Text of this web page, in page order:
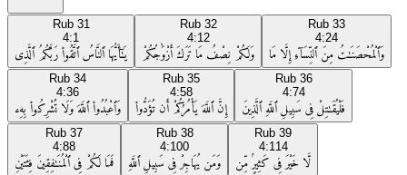
Rub 31
4:1
يَـٰٓأَيُّهَا ٱلنَّاسُ ٱتَّقُوا۟ رَبَّكُمُ ٱلَّذِى
Rub 32
4:12
وَلَكُمْ نِصْفُ مَا تَرَكَ أَزْوَٰجُكُمْ
Rub 33
4:24
وَٱلْمُحْصَنَـٰتُ مِنَ ٱلنِّسَآءِ إِلَّا مَا
Rub 34
4:36
وَٱعْبُدُوا۟ ٱللَّهَ وَلَا تُشْرِكُوا۟ بِهِۦ
Rub 35
4:58
إِنَّ ٱللَّهَ يَأْمُرُكُمْ أَن تُؤَدُّوا۟
Rub 36
4:74
فَلْيُقَـٰتِلْ فِى سَبِيلِ ٱللَّهِ ٱلَّذِينَ
Rub 37
4:88
فَمَا لَكُمْ فِى ٱلْمُنَـٰفِقِينَ فِئَتَيْنِ
Rub 38
4:100
وَمَن يُهَاجِرْ فِى سَبِيلِ ٱللَّهِ
Rub 39
4:114
لَّا خَيْرَ فِى كَثِيرٍۢ مِّن